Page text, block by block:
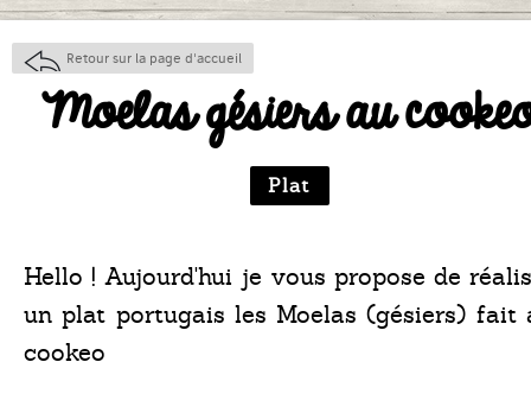
Retour sur la page d'accueil
Moelas gésiers au
Plat
Hello ! Aujourd'hui je vous propose de
un plat portugais les Moelas (gésiers) fait
cookeo